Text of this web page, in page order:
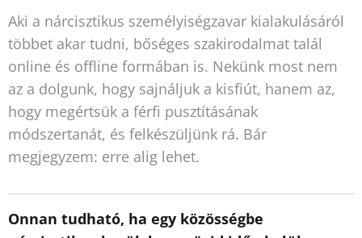
Aki a nárcisztikus személyiségzavar kialakulásáról
többet akar tudni, bőséges szakirodalmat talál
online és offline formában is. Nekünk most nem
az a dolgunk, hogy sajnáljuk a kisfiút, hanem az,
hogy megértsük a férfi pusztításának
módszertanát, és felkészüljünk rá. Bár
megjegyzem: erre alig lehet.
Onnan tudható, ha egy közösségbe